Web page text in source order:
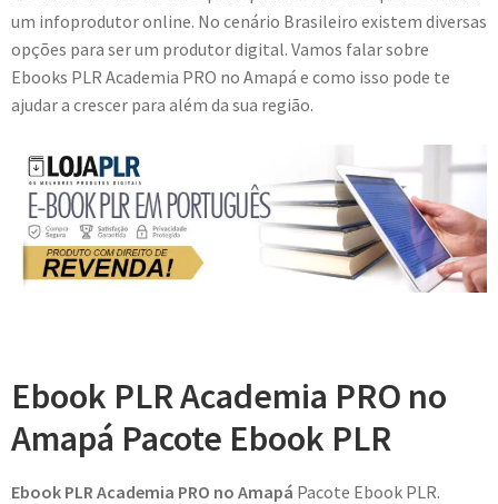
um infoprodutor online. No cenário Brasileiro existem diversas
opções para ser um produtor digital. Vamos falar sobre
Ebooks PLR Academia PRO no Amapá e como isso pode te
ajudar a crescer para além da sua região.
Ebook PLR Academia PRO no
Amapá Pacote Ebook PLR
Ebook PLR Academia PRO no Amapá Pacote Ebook PLR.